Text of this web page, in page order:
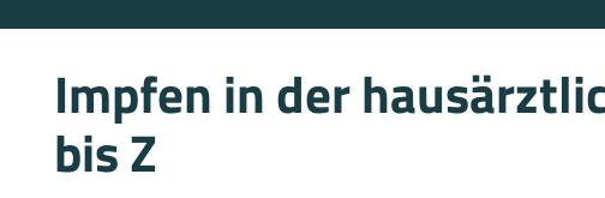
Impfen in der
bis Z